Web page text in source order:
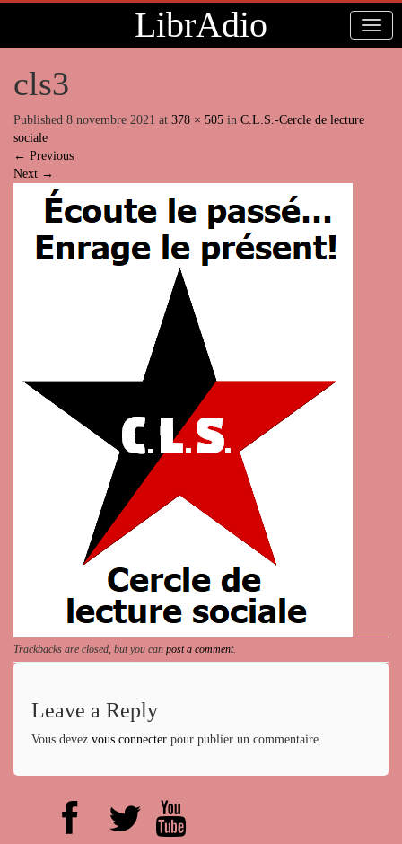
LibrAdio
cls3
Published 8 novembre 2021 at 378 × 505 in C.L.S.-Cercle de lecture
sociale
← Previous
Next →
Trackbacks are closed, but you can post a comment.
Leave a Reply
Vous devez vous connecter pour publier un commentaire.